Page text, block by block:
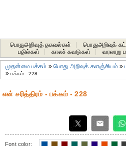
பொதுஅறிவுத் தகவல்கள் பொதுஅறிவுக்
பதில்கள்
காலச் சுவடுகள் வரலாறு
முதன்மை பக்கம் »பொது அறிவுக் களஞ்சியம் »
»பக்கம் - 228
என் சரித்திரம் - பக்கம் - 228
Font color: